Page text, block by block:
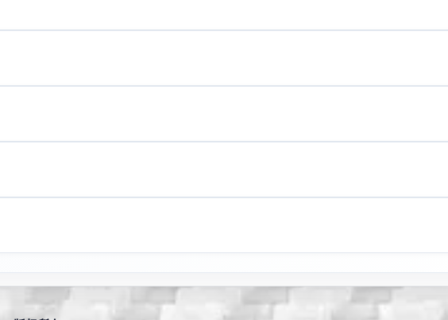
的项目选材。下方为简要对照表；完整牌号见产品页。
下单时说明。
业通常提供带比例尺的照片即可。
和检验方式。